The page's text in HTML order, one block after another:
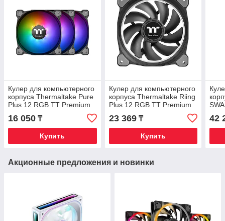
Кулер для компьютерного
корпуса Thermaltake Pure
Plus 12 RGB TT Premium
Edition (3-Fan Pack)
16 050 ₸
Купить
Кулер для компьютерного
корпуса Thermaltake Riing
Plus 12 RGB TT Premium
Edition (3-Fan Pack)
23 369₸
Купить
(3-
42
Акционные предложения и новинки